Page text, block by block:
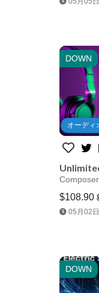
DOWN
オーディ
$108.90
05月02
DOWN